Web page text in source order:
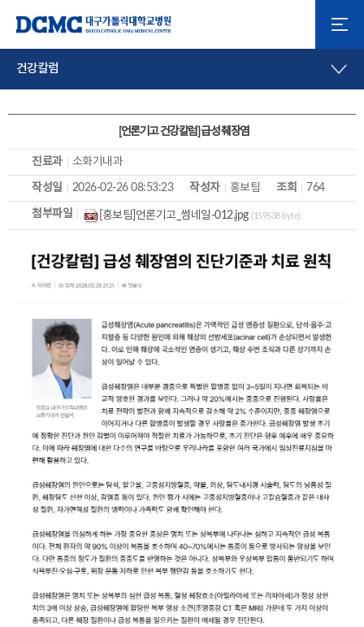
건강칼럼
[언론기고 건강칼럼] 급성 췌장염
진료과 소화기내과
작성일 2026-02-26 08:53:23 작성자 홍보팀 조회 764
첨부파일 [홍보팀]언론기고_썸네일-012.jpg (159538 byte)